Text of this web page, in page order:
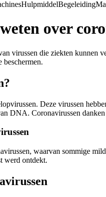
HulpmiddelBegeleiding
over
virussen die ziekten kunnen
beschermen.
Deze virussen
DNA. Coronavirussen
waarvan sommige
werd ontdekt.